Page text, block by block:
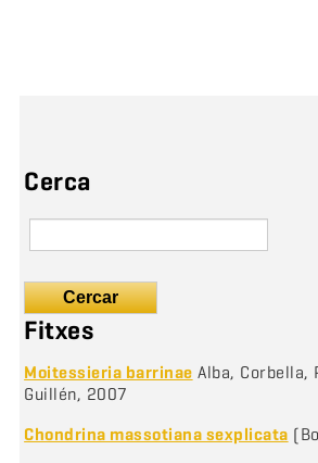
Cerca
Cercar
Fitxes
Moitessieria barrinae Alba, Corbella,
Guillén, 2007
Chondrina massotiana sexplicata